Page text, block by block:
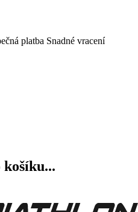
platba Snadné vracení